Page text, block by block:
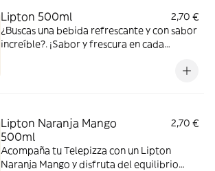
Lipton 500ml
2,70 €
¿Buscas una bebida refrescante y con sabor
increíble?. ¡Sabor y frescura en cada
Lipton Naranja Mango
500ml
2,70 €
Acompaña tu Telepizza con un Lipton
Naranja Mango y disfruta del equilibrio